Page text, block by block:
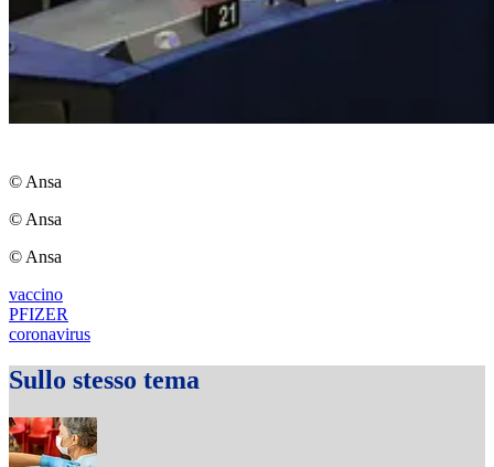
© Ansa
© Ansa
© Ansa
vaccino
PFIZER
coronavirus
Sullo stesso tema